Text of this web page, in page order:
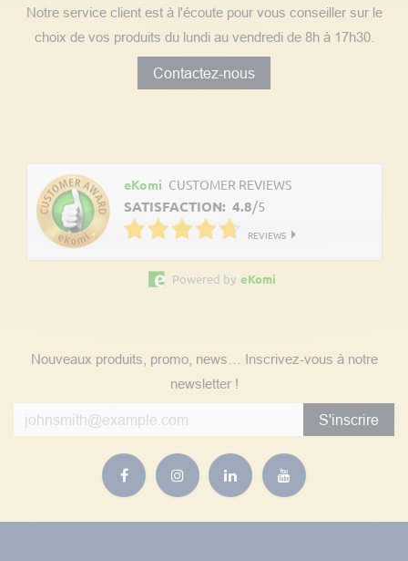
Notre service client est à l'écoute pour vous conseiller sur le
choix de vos produits du lundi au vendredi de 8h à 17h30.
Contactez-nous
eKomi CUSTOMER REVIEWS
SATISFACTION: 4.8/5
REVIEWS
Powered by eKomi
Nouveaux produits, promo, news… Inscrivez-vous à notre
newsletter !
S'inscrire